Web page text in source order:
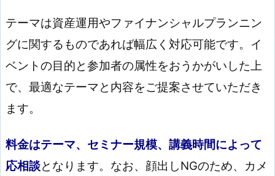
テーマは資産運用やファイナンシャルプランニン
グに関するものであれば幅広く対応可能です。イ
ベントの目的と参加者の属性をおうかがいした上
で、最適なテーマと内容をご提案させていただき
ます。
料金はテーマ、セミナー規模、講義時間によって
応相談となります。なお、顔出しNGのため、カメ